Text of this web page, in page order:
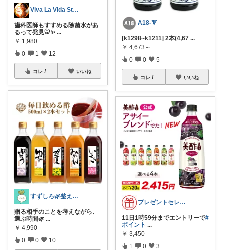
Viva La Vida Studio
歯科医師もすすめる除菌水があ
るって発見🦷✨ ...
￥ 1,980
0 1 12
コレ いいね
すずしろ🌿整えながら、ゆるく暮らす
贈る相手のことを考えながら、
選ぶ時間🌿 ...
￥ 4,990
0 0 10
A18-🔻
[k1298~k1211] 2本(4,67 ...
￥ 4,673～
0 0 5
コレ いいね
プレゼントセレクト館024
11日1時59分までエントリーで#
ポイント ...
￥ 3,450
1 0 3